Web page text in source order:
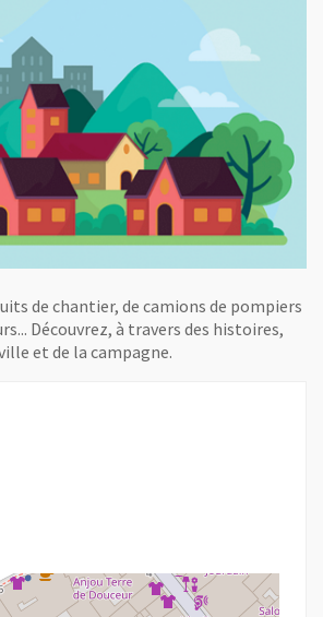
de chantier, de camions de pompiers
Découvrez, à travers des histoires,
et de la campagne.
l'handicap Moteur